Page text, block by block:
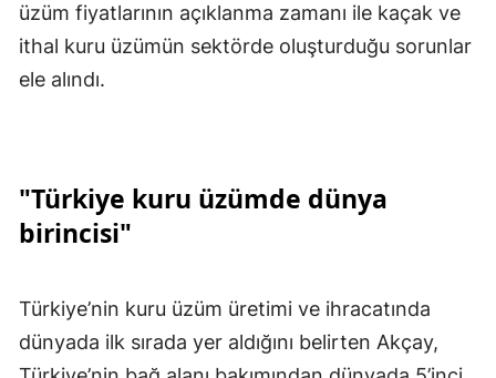
üzüm fiyatlarının açıklanma zamanı ile kaçak ve
ithal kuru üzümün sektörde oluşturduğu sorunlar
ele alındı.
"Türkiye kuru üzümde dünya
birincisi"
Türkiye’nin kuru üzüm üretimi ve ihracatında
dünyada ilk sırada yer aldığını belirten Akçay,